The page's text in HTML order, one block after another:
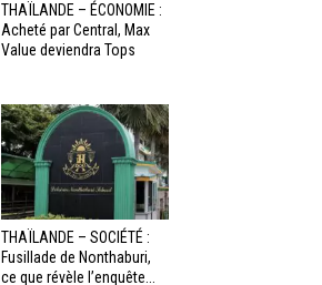
THAÏLANDE – ÉCONOMIE :
Acheté par Central, Max
Value deviendra Tops
THAÏLANDE – SOCIÉTÉ :
Fusillade de Nonthaburi,
ce que révèle l’enquête...